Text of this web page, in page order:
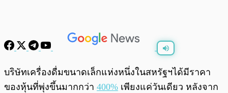
พร้อมเล่น 0:00 /
บริษัทเครื่องดื่มขนาดเล็กแห่งหนึ่งในสหรัฐฯได้มีราคา
ของหุ้นที่พุ่งขึ้นมากกว่า 400% เพียงแค่วันเดียว หลังจาก